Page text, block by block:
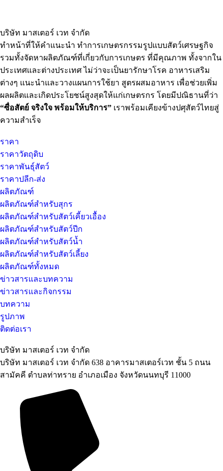
บริษัท มาสเตอร์ เวท จำกัด
ทำหน้าที่ให้คำแนะนำ ทำการเกษตรกรรมรูปแบบสัตว์เศรษฐกิจ
รวมทั้งจัดหาผลิตภัณฑ์ที่เกี่ยวกับการเกษตร ที่มีคุณภาพ ทั้งจากใน
ประเทศและต่างประเทศ ไม่ว่าจะเป็นยารักษาโรค อาหารเสริม
ต่างๆ แนะนำและวางแผนการใช้ยา สูตรผสมอาหาร เพื่อช่วยเพิ่ม
ผลผลิตและเกิดประโยชน์สูงสุดให้แก่เกษตรกร โดยมีปณิธานที่ว่า
“ซื่อสัตย์ จริงใจ พร้อมให้บริการ” เราพร้อมเคียงข้างปศุสัตว์ไทยสู่
ความสำเร็จ
ราคา
ราคาวัตถุดิบ
ราคาพันธุ์สัตว์
ราคาปลีก-ส่ง
ผลิตภัณฑ์
ผลิตภัณฑ์สำหรับสุกร
ผลิตภัณฑ์สำหรับสัตว์เคี้ยวเอื้อง
ผลิตภัณฑ์สำหรับสัตว์ปีก
ผลิตภัณฑ์สำหรับสัตว์น้ำ
ผลิตภัณฑ์สำหรับสัตว์เลี้ยง
ผลิตภัณฑ์ทั้งหมด
ข่าวสารและบทความ
ข่าวสารและกิจกรรม
บทความ
รูปภาพ
ติดต่อเรา
บริษัท มาสเตอร์ เวท จำกัด
บริษัท มาสเตอร์ เวท จำกัด 638 อาคารมาสเตอร์เวท ชั้น 5 ถนน
สามัคคี ตำบลท่าทราย อำเภอเมือง จังหวัดนนทบุรี 11000